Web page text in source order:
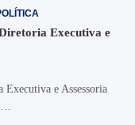
Executiva e
Executiva e Assessoria